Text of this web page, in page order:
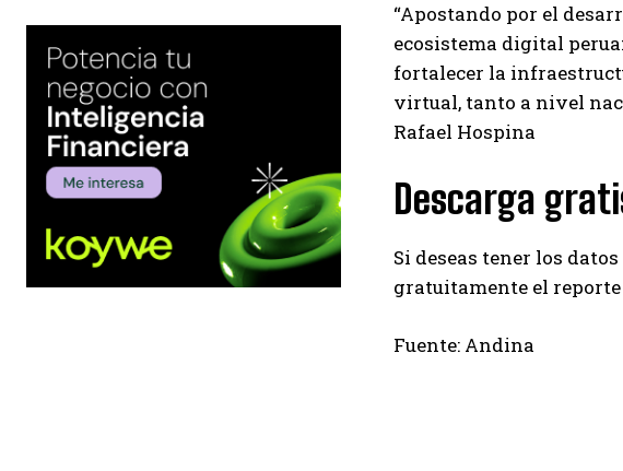
“Apostando por el
ecosistema digital
fortalecer la
virtual, tanto a nivel
Rafael Hospina
Descarga
Si deseas tener los
gratuitamente el
Fuente: Andina